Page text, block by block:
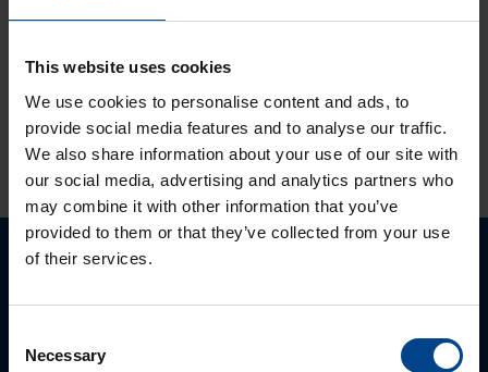
This website uses cookies
We use cookies to personalise content and ads, to
provide social media features and to analyse our traffic.
We also share information about your use of our site with
our social media, advertising and analytics partners who
may combine it with other information that you’ve
provided to them or that they’ve collected from your use
of their services.
Selection
Necessary
tuotevalikoimassamme
parhaan ratkaisun. Otathan yhtettä puhelimitse,